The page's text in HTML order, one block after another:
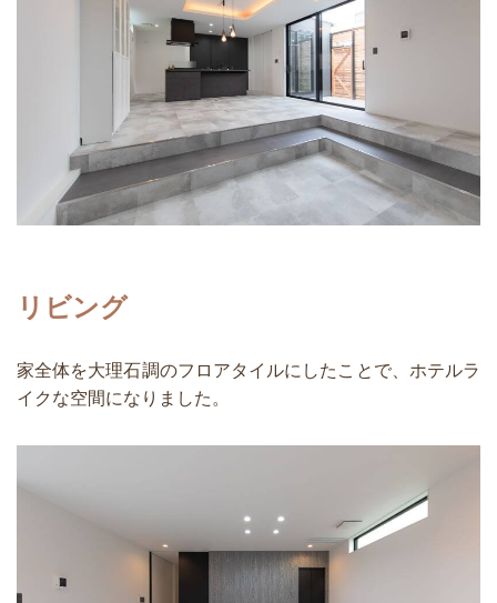
リビング
家全体を大理石調のフロアタイルにしたことで、ホテルラ
イクな空間になりました。